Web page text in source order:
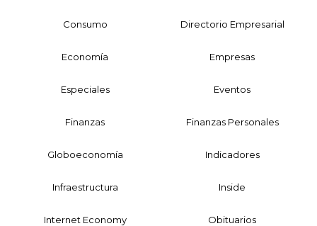
Consumo Directorio Empresarial
Economía Empresas
Especiales Eventos
Finanzas Finanzas Personales
Globoeconomía Indicadores
Infraestructura Inside
Internet Economy Obituarios